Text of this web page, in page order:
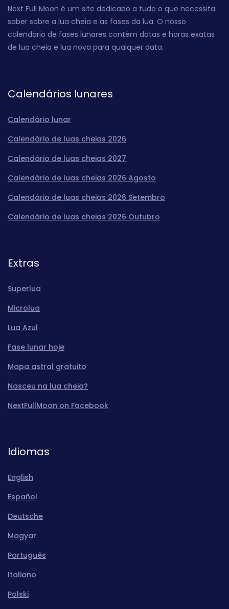
Next Full Moon é um site dedicado a tudo o que necessita
saber sobre a lua cheia e as fases da lua. O nosso
calendário de fases lunares contém datas e horas exatas
de lua cheia e lua nova para qualquer data.
Calendários lunares
Calendário lunar
Calendário de luas cheias 2026
Calendário de luas cheias 2027
Calendário de luas cheias 2026 Agosto
Calendário de luas cheias 2026 Setembro
Calendário de luas cheias 2026 Outubro
Extras
Superlua
Microlua
Lua Azul
Fase lunar hoje
Mapa astral gratuito
Nasceu na lua cheia?
NextFullMoon on Facebook
Idiomas
English
Español
Deutsche
Magyar
Português
Italiano
Polski